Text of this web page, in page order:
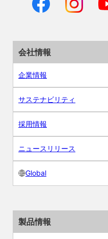
会社情報
企業情報
サステナビリティ
採用情報
ニュースリリース
Global
製品情報